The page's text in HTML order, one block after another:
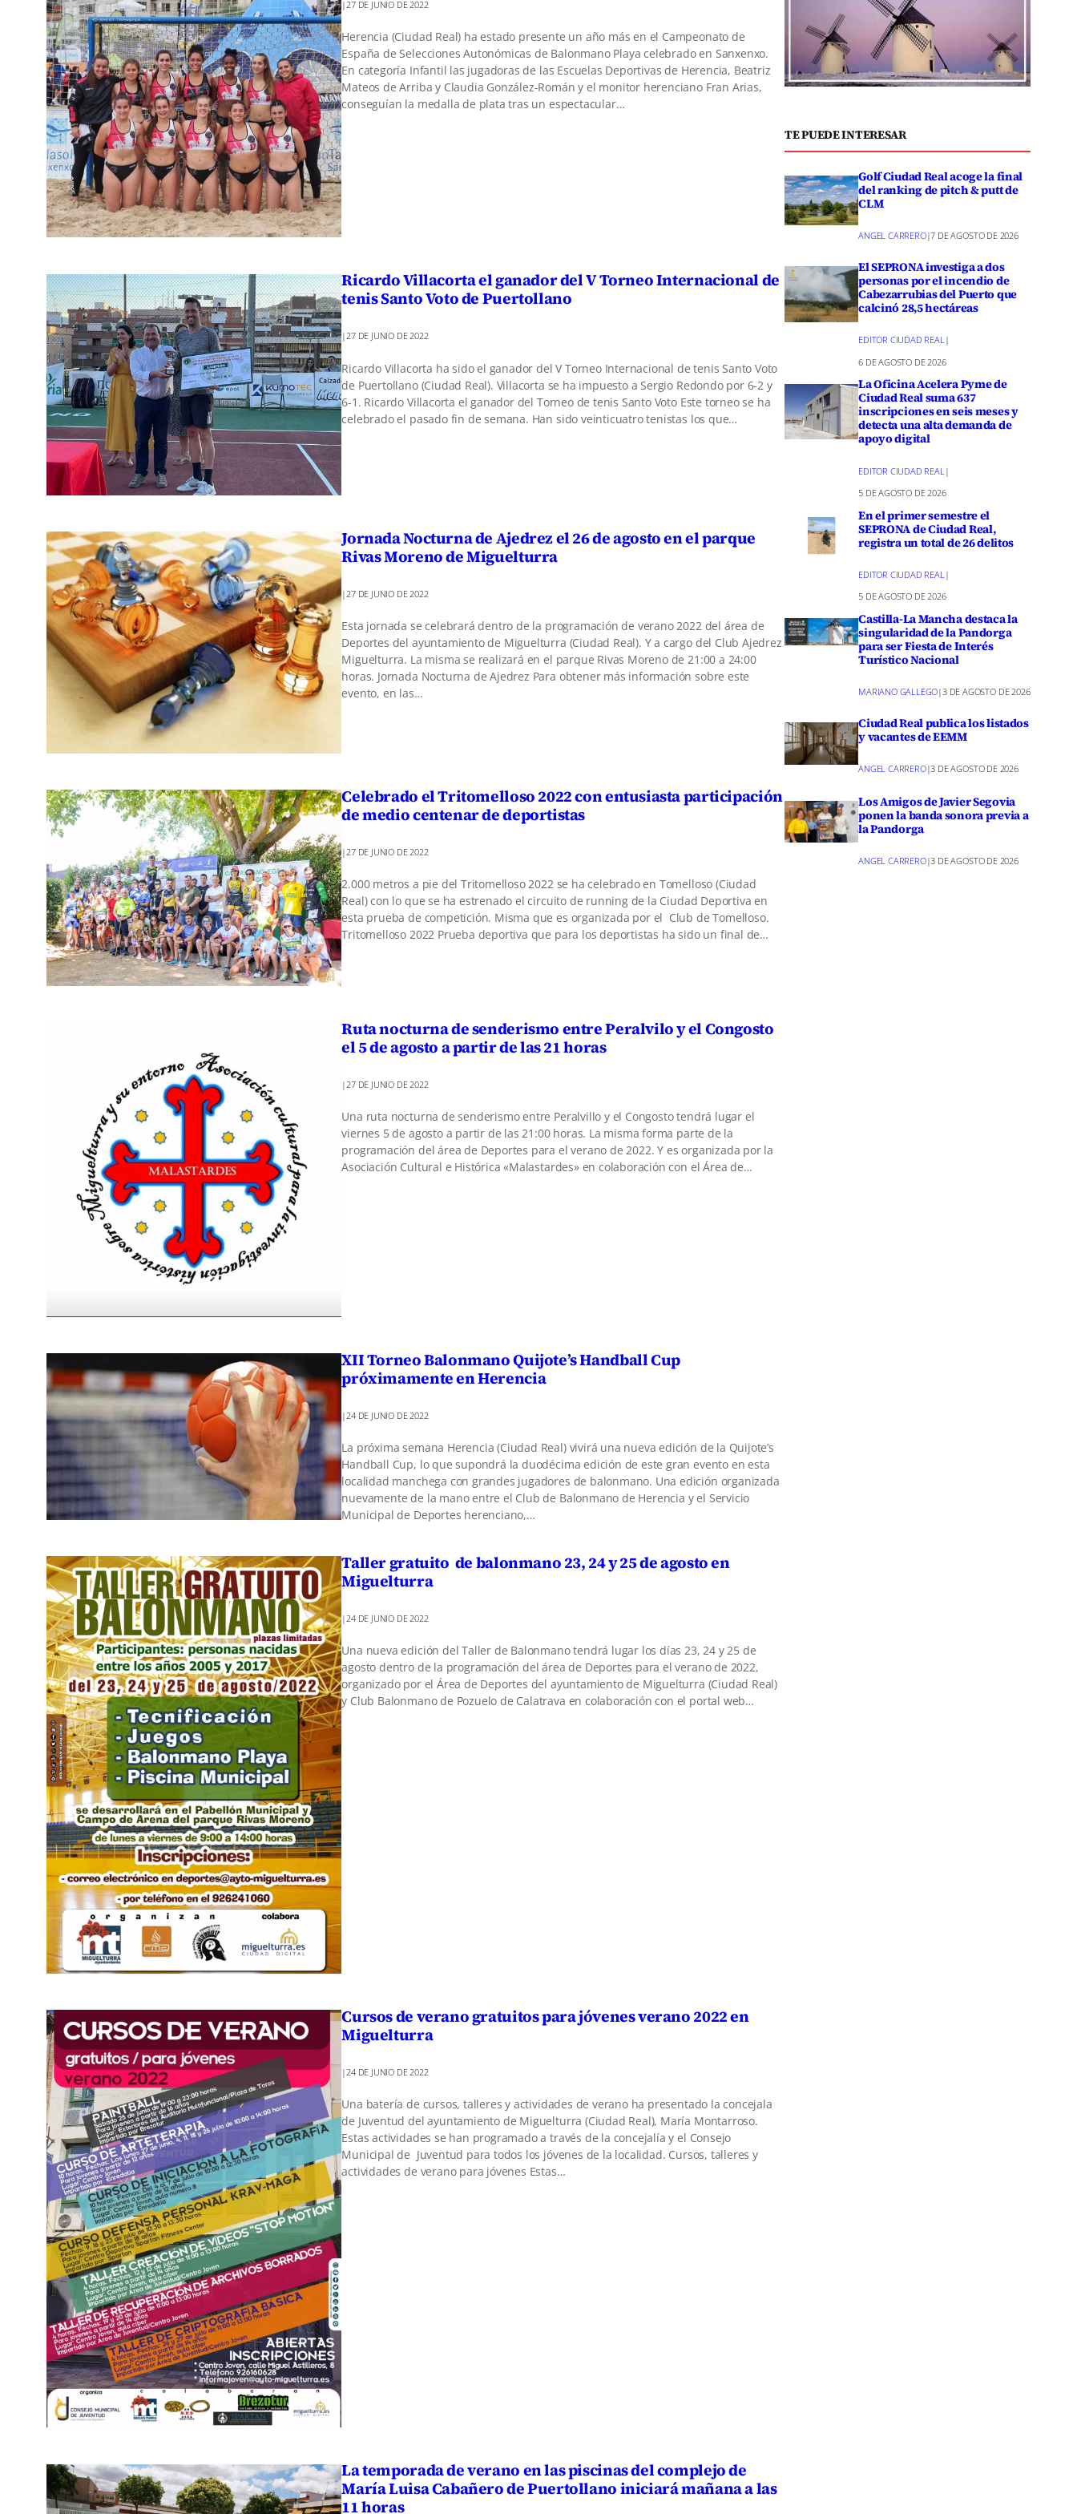
|27 DE JUNIO DE 2022
Herencia (Ciudad Real) ha estado presente un año más en el Campeonato de
España de Selecciones Autonómicas de Balonmano Playa celebrado en Sanxenxo.
En categoría Infantil las jugadoras de las Escuelas Deportivas de Herencia, Beatriz
Mateos de Arriba y Claudia González-Román y el monitor herenciano Fran Arias,
conseguían la medalla de plata tras un espectacular…
Ricardo Villacorta el ganador del V Torneo Internacional de
tenis Santo Voto de Puertollano
|27 DE JUNIO DE 2022
Ricardo Villacorta ha sido el ganador del V Torneo Internacional de tenis Santo Voto
de Puertollano (Ciudad Real). Villacorta se ha impuesto a Sergio Redondo por 6-2 y
6-1. Ricardo Villacorta el ganador del Torneo de tenis Santo Voto Este torneo se ha
celebrado el pasado fin de semana. Han sido veinticuatro tenistas los que…
Jornada Nocturna de Ajedrez el 26 de agosto en el parque
Rivas Moreno de Miguelturra
|27 DE JUNIO DE 2022
Esta jornada se celebrará dentro de la programación de verano 2022 del área de
Deportes del ayuntamiento de Miguelturra (Ciudad Real). Y a cargo del Club Ajedrez
Miguelturra. La misma se realizará en el parque Rivas Moreno de 21:00 a 24:00
horas. Jornada Nocturna de Ajedrez Para obtener más información sobre este
evento, en las…
Celebrado el Tritomelloso 2022 con entusiasta participación
de medio centenar de deportistas
|27 DE JUNIO DE 2022
2.000 metros a pie del Tritomelloso 2022 se ha celebrado en Tomelloso (Ciudad
Real) con lo que se ha estrenado el circuito de running de la Ciudad Deportiva en
esta prueba de competición. Misma que es organizada por el Club de Tomelloso.
Tritomelloso 2022 Prueba deportiva que para los deportistas ha sido un final de…
Ruta nocturna de senderismo entre Peralvilo y el Congosto
el 5 de agosto a partir de las 21 horas
|27 DE JUNIO DE 2022
Una ruta nocturna de senderismo entre Peralvillo y el Congosto tendrá lugar el
viernes 5 de agosto a partir de las 21:00 horas. La misma forma parte de la
programación del área de Deportes para el verano de 2022. Y es organizada por la
Asociación Cultural e Histórica «Malastardes» en colaboración con el Área de…
XII Torneo Balonmano Quijote’s Handball Cup
próximamente en Herencia
|24 DE JUNIO DE 2022
La próxima semana Herencia (Ciudad Real) vivirá una nueva edición de la Quijote’s
Handball Cup, lo que supondrá la duodécima edición de este gran evento en esta
localidad manchega con grandes jugadores de balonmano. Una edición organizada
nuevamente de la mano entre el Club de Balonmano de Herencia y el Servicio
Municipal de Deportes herenciano,…
Taller gratuito de balonmano 23, 24 y 25 de agosto en
Miguelturra
| 24 DE JUNIO DE 2022
Una nueva edición del Taller de Balonmano tendrá lugar los días 23, 24 y 25 de
agosto dentro de la programación del área de Deportes para el verano de 2022,
organizado por el Área de Deportes del ayuntamiento de Miguelturra (Ciudad Real)
y Club Balonmano de Pozuelo de Calatrava en colaboración con el portal web…
Cursos de verano gratuitos para jóvenes verano 2022 en
Miguelturra
|24 DE JUNIO DE 2022
Una batería de cursos, talleres y actividades de verano ha presentado la concejala
de Juventud del ayuntamiento de Miguelturra (Ciudad Real), María Montarroso.
Estas actividades se han programado a través de la concejalía y el Consejo
Municipal de Juventud para todos los jóvenes de la localidad. Cursos, talleres y
actividades de verano para jóvenes Estas…
La temporada de verano en las piscinas del complejo de
María Luisa Cabañero de Puertollano iniciará mañana a las
11 horas
TE PUEDE INTERESAR
Golf Ciudad Real acoge la final
del ranking de pitch & putt de
CLM
ANGEL CARRERO|7 DE AGOSTO DE 2026
El SEPRONA investiga a dos
personas por el incendio de
Cabezarrubias del Puerto que
calcinó 28,5 hectáreas
EDITOR CIUDAD REAL|
6 DE AGOSTO DE 2026
La Oficina Acelera Pyme de
Ciudad Real suma 637
inscripciones en seis meses y
detecta una alta demanda de
apoyo digital
EDITOR CIUDAD REAL |
5 DE AGOSTO DE 2026
En el primer semestre el
SEPRONA de Ciudad Real,
registra un total de 26 delitos
EDITOR CIUDAD REAL |
5 DE AGOSTO DE 2026
Castilla-La Mancha destaca la
singularidad de la Pandorga
para ser Fiesta de Interés
Turístico Nacional
MARIANO GALLEGO|3 DE AGOSTO DE 2026
Ciudad Real publica los listados
y vacantes de EEMM
ANGEL CARRERO|3 DE AGOSTO DE 2026
Los Amigos de Javier Segovia
ponen la banda sonora previa a
la Pandorga
ANGEL CARRERO|3 DE AGOSTO DE 2026